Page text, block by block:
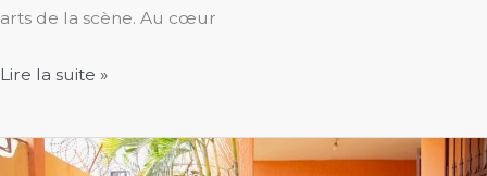
arts de la scène. Au cœur
Sensibiliser
pour
mieux
Lire la suite »